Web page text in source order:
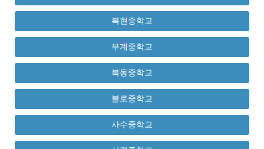
복현중학교
부계중학교
북동중학교
불로중학교
사수중학교